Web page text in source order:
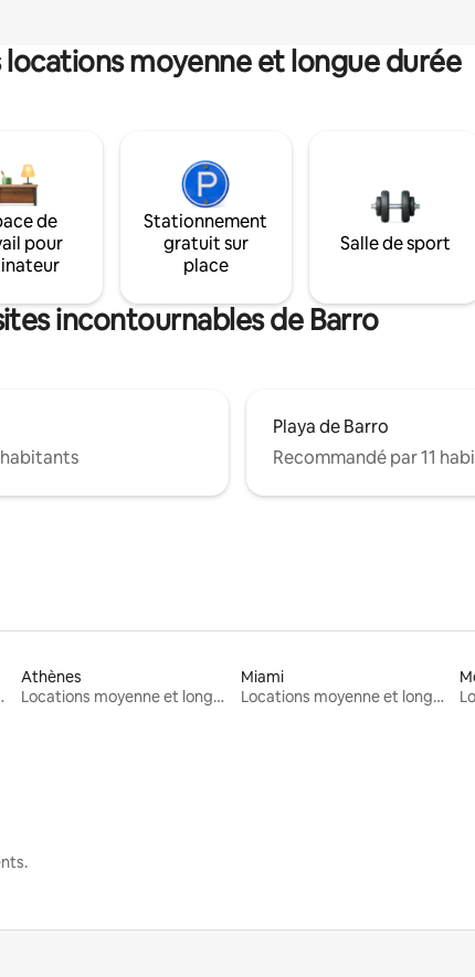
moyenne et longue durée
de
pour
Stationnement
gratuit sur
place
Salle de sport
incontournables de Barro
Playa de Barro
Recommandé par 11
durée
Athènes
Locations moyenne et longue durée
Miami
Locations moyenne et longue durée